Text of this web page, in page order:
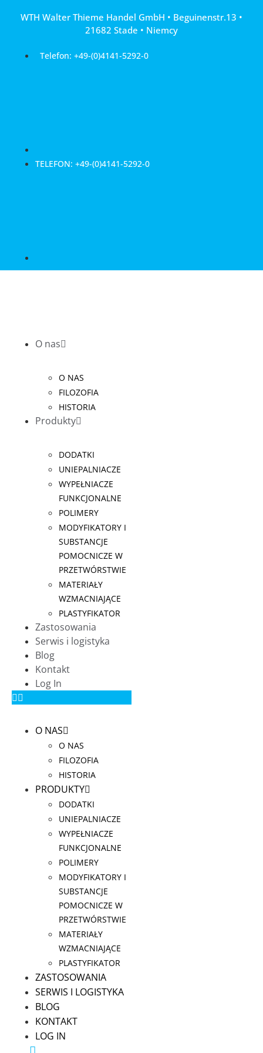
WTH Walter Thieme Handel GmbH • Beguinenstr.13 •
21682 Stade • Niemcy
Telefon: +49-(0)4141-5292-0
TELEFON: +49-(0)4141-5292-0
O nas
O NAS
FILOZOFIA
HISTORIA
Produkty
DODATKI
UNIEPALNIACZE
WYPEŁNIACZE
FUNKCJONALNE
POLIMERY
MODYFIKATORY I
SUBSTANCJE
POMOCNICZE W
PRZETWÓRSTWIE
MATERIAŁY
WZMACNIAJĄCE
PLASTYFIKATOR
Zastosowania
Serwis i logistyka
Blog
Kontakt
Log In
O NAS
O NAS
FILOZOFIA
HISTORIA
PRODUKTY
DODATKI
UNIEPALNIACZE
WYPEŁNIACZE
FUNKCJONALNE
POLIMERY
MODYFIKATORY I
SUBSTANCJE
POMOCNICZE W
PRZETWÓRSTWIE
MATERIAŁY
WZMACNIAJĄCE
PLASTYFIKATOR
ZASTOSOWANIA
SERWIS I LOGISTYKA
BLOG
KONTAKT
LOG IN